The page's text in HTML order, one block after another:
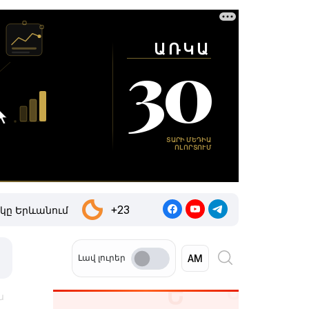
Երևանում +23
Լավ լուրեր